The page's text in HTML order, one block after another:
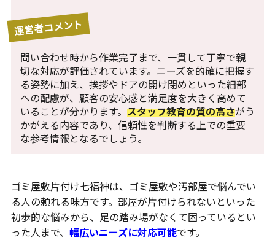
運営者コメント
問い合わせ時から作業完了まで、一貫して丁寧で親
切な対応が評価されています。ニーズを的確に把握す
る姿勢に加え、挨拶やドアの開け閉めといった細部
への配慮が、顧客の安心感と満足度を大きく高めて
いることが分かります。 スタッフ教育の質の高さがう
かがえる内容であり、信頼性を判断する上での重要
な参考情報となるでしょう。
ゴミ屋敷片付け七福神は、ゴミ屋敷や汚部屋で悩んでい
る人の頼れる味方です。部屋が片付けられないといった
初歩的な悩みから、足の踏み場がなくて困っているとい
った人まで、 幅広いニーズに対応可能です。